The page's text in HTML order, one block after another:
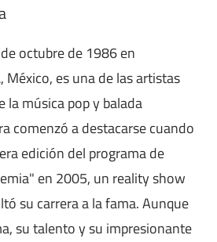
octubre de 1986 en
México, es una de las artistas
la música pop y balada
comenzó a destacarse cuando
edición del programa de
en 2005, un reality show
su carrera a la fama. Aunque
su talento y su impresionante